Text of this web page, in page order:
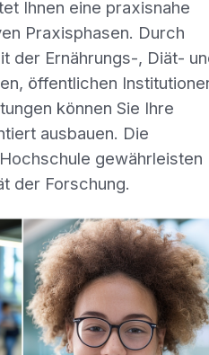
Ihnen eine praxisnahe
Praxisphasen. Durch
der Ernährungs-, Diät-
öffentlichen
können Sie Ihre
ausbauen. Die
gewährleisten
der Forschung.